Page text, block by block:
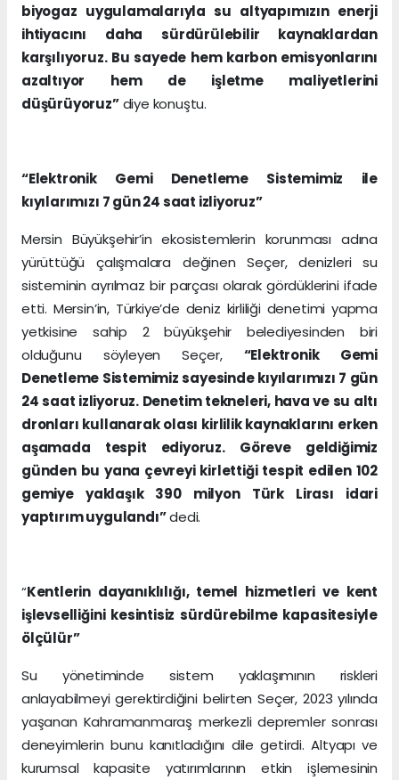
biyogaz uygulamalarıyla su altyapımızın enerji
ihtiyacını daha sürdürülebilir kaynaklardan
karşılıyoruz. Bu sayede hem karbon emisyonlarını
azaltıyor hem de işletme maliyetlerini
düşürüyoruz”diye konuştu.
“Elektronik Gemi Denetleme Sistemimiz ile
kıyılarımızı 7 gün 24 saat izliyoruz”
Mersin Büyükşehir’in ekosistemlerin korunması adına
yürüttüğü çalışmalara değinen Seçer, denizleri su
sisteminin ayrılmaz bir parçası olarak gördüklerini ifade
etti. Mersin’in, Türkiye’de deniz kirliliği denetimi yapma
yetkisine sahip 2 büyükşehir belediyesinden biri
olduğunu söyleyen Seçer, “Elektronik Gemi
Denetleme Sistemimiz sayesinde kıyılarımızı 7 gün
24 saat izliyoruz. Denetim tekneleri, hava ve su altı
dronları kullanarak olası kirlilik kaynaklarını erken
aşamada tespit ediyoruz. Göreve geldiğimiz
günden bu yana çevreyi kirlettiği tespit edilen 102
gemiye yaklaşık 390 milyon Türk Lirası idari
yaptırım uygulandı”dedi.
“Kentlerin dayanıklılığı, temel hizmetleri ve kent
işlevselliğini kesintisiz sürdürebilme kapasitesiyle
ölçülür”
Su yönetiminde sistem yaklaşımının riskleri
anlayabilmeyi gerektirdiğini belirten Seçer, 2023 yılında
yaşanan Kahramanmaraş merkezli depremler sonrası
deneyimlerin bunu kanıtladığını dile getirdi. Altyapı ve
kurumsal kapasite yatırımlarının etkin işlemesinin